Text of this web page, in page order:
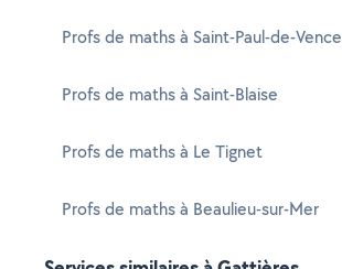
Profs de maths à Saint-Paul-de-Vence
Profs de maths à Saint-Blaise
Profs de maths à Le Tignet
Profs de maths à Beaulieu-sur-Mer